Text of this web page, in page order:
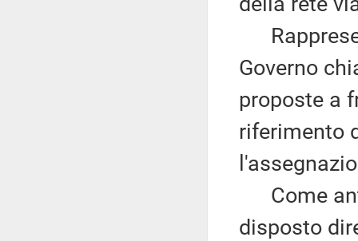
Governo
proposte a
riferimento
Come
disposto